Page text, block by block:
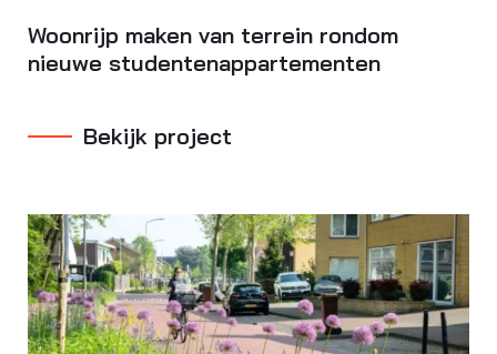
Woonrijp maken van terrein rondom
nieuwe studentenappartementen
Bekijk project